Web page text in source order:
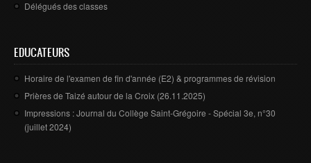
CONTACTS
Délégués des classes
EDUCATEURS
Horaire de l'examen de fin d'année (E2) & programmes de révision
Prières de Taizé autour de la Croix (26.11.2025)
Impressions : Journal du Collège Saint-Grégoire - Spécial 3e, n°30
(juillet 2024)